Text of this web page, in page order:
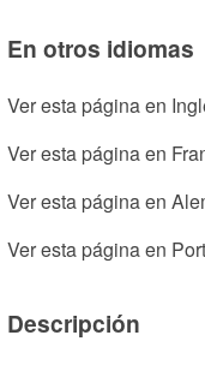
En otros idiomas
Ver esta página en
Ver esta página en
Ver esta página en
Ver esta página en
Descripción